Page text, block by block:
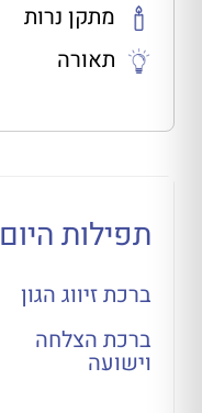
מתקן נרות
תאורה
תפילות היום
ברכת זיווג הגון
ברכת הצלחה
וישועה